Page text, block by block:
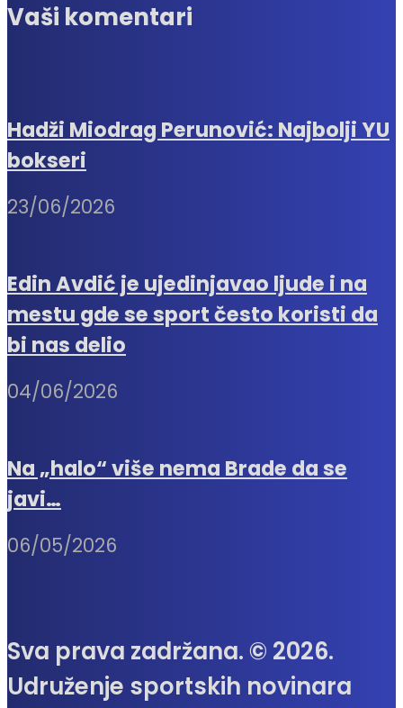
Vaši komentari
Hadži Miodrag Perunović: Najbolji YU
bokseri
23/06/2026
Edin Avdić je ujedinjavao ljude i na
mestu gde se sport često koristi da
bi nas delio
04/06/2026
Na „halo“ više nema Brade da se
javi…
06/05/2026
Sva prava zadržana. © 2026.
Udruženje sportskih novinara